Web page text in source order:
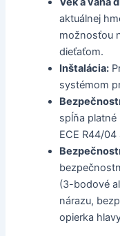
aktuálnej
možnosťou
dieťaťom.
Inštalácia:
systémom
spĺňa
ECE R44/04
(3-bodové
nárazu,
opierka